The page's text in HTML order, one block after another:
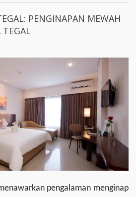
PENGINAPAN MEWAH
pengalaman menginap